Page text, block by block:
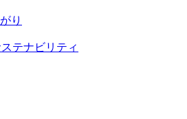
り
テナビリティ